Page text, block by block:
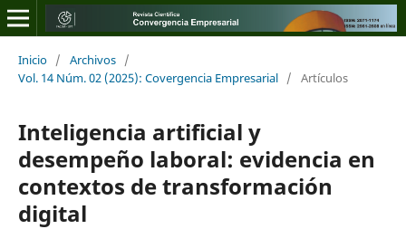
Inicio / Archivos /
Vol. 14 Núm. 02 (2025): Covergencia Empresarial / Artículos
Inteligencia artificial y
desempeño laboral: evidencia en
contextos de transformación
digital